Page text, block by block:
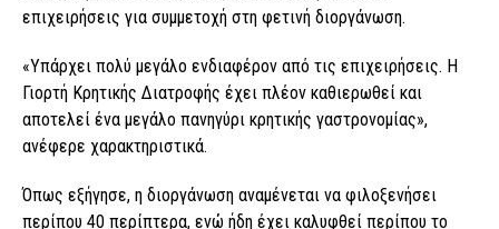
επιχειρήσεις για συμμετοχή στη φετινή διοργάνωση.
«Υπάρχει πολύ μεγάλο ενδιαφέρον από τις επιχειρήσεις. Η
Γιορτή Κρητικής Διατροφής έχει πλέον καθιερωθεί και
αποτελεί ένα μεγάλο πανηγύρι κρητικής γαστρονομίας»,
ανέφερε χαρακτηριστικά.
Όπως εξήγησε, η διοργάνωση αναμένεται να φιλοξενήσει
περίπου 40 περίπτερα, ενώ ήδη έχει καλυφθεί περίπου το